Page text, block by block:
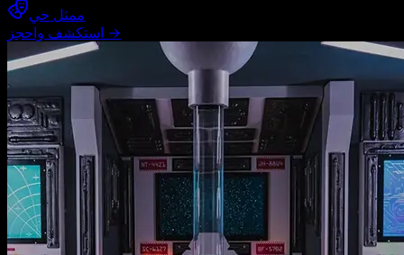
ممثل حي
استكشف واحجز →